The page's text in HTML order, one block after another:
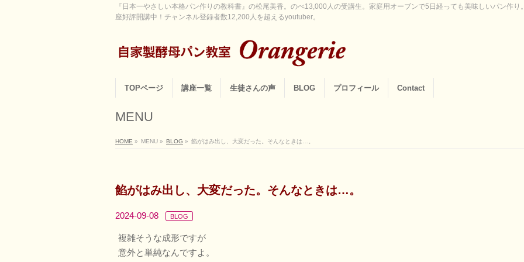
『日本一やさしい本格パン作りの教科書』の松尾美香。のべ13,000人の受講生。家庭用オーブンで5日経っても美味しいパン作
座好評開講中！チャンネル登録者数12,200人を超えるyoutuber。
TOPページ 講座一覧 生徒さんの声 BLOG プロフィール Contact
MENU
HOME » MENU » BLOG » 餡がはみ出し、大変だった。そんなときは…。
餡がはみ出し、大変だった。そんなときは…。
2024-09-08 BLOG
複雑そうな成形ですが
意外と単純なんですよ。